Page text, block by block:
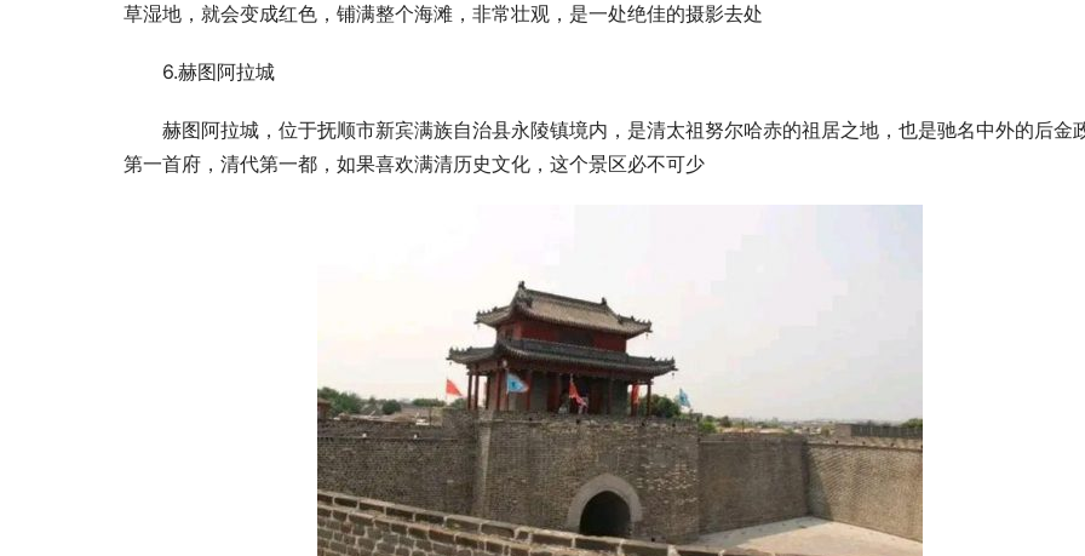
草湿地，就会变成红色，铺满整个海滩，非常壮观，是一处绝佳的摄影去处
6.赫图阿拉城
赫图阿拉城，位于抚顺市新宾满族自治县永陵镇境内，是清太祖努尔哈赤的祖居之地，也是驰名中外的后金
第一首府，清代第一都，如果喜欢满清历史文化，这个景区必不可少